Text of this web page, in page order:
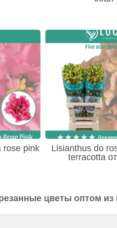
rose pink
Lisianthus do
terracotta
цветы оптом из